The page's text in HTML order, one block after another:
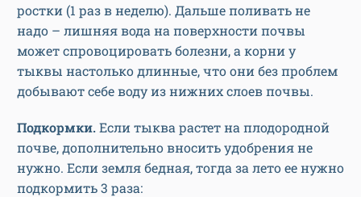
ростки (1 раз в неделю). Дальше поливать не
надо – лишняя вода на поверхности почвы
может спровоцировать болезни, а корни у
тыквы настолько длинные, что они без проблем
добывают себе воду из нижних слоев почвы.
Подкормки.Если тыква растет на плодородной
почве, дополнительно вносить удобрения не
нужно. Если земля бедная, тогда за лето ее нужно
подкормить 3 раза: